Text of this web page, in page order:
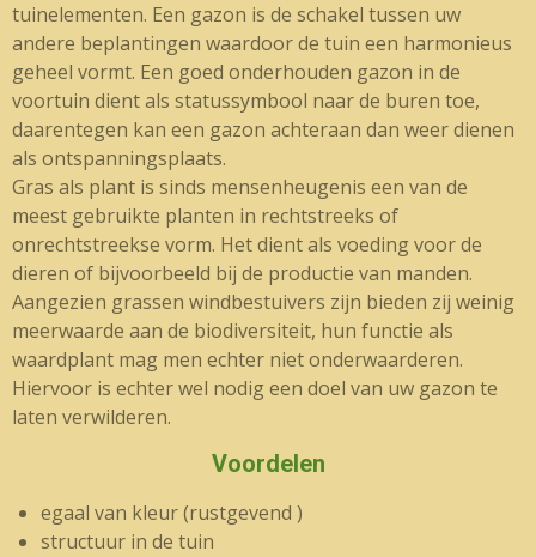
tuinelementen. Een gazon is de schakel tussen uw
andere beplantingen waardoor de tuin een harmonieus
geheel vormt. Een goed onderhouden gazon in de
voortuin dient als statussymbool naar de buren toe,
daarentegen kan een gazon achteraan dan weer dienen
als ontspanningsplaats.
Gras als plant is sinds mensenheugenis een van de
meest gebruikte planten in rechtstreeks of
onrechtstreekse vorm. Het dient als voeding voor de
dieren of bijvoorbeeld bij de productie van manden.
Aangezien grassen windbestuivers zijn bieden zij weinig
meerwaarde aan de biodiversiteit, hun functie als
waardplant mag men echter niet onderwaarderen.
Hiervoor is echter wel nodig een doel van uw gazon te
laten verwilderen.
Voordelen
egaal van kleur (rustgevend )
structuur in de tuin